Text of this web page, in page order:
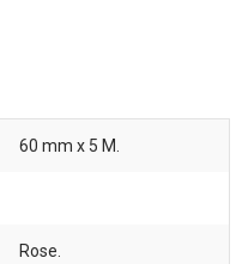
60 mm x 5 M.
Rose.